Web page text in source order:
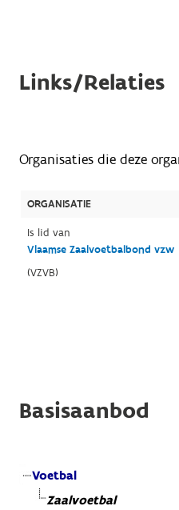
Links/Relaties
Organisaties die deze
ORGANISATIE
Is lid van
Vlaamse Zaalvoetbalbond vzw
(VZVB)
Basisaanbod
Voetbal
Zaalvoetbal